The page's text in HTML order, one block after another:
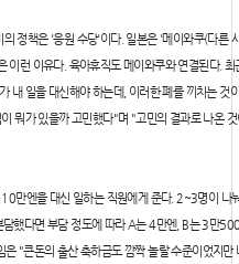
정책은 '응원 수당'이다. 일본은 '메이와쿠(다른
이런 이유다. 육아휴직도 메이와쿠와 연결된다.
내 일을 대신해야 하는데, 이러한 폐를 끼치는
뭐가 있을까 고민했다"며 "고민의 결과로 나온
만엔을 대신 일하는 직원에게 준다. 2~3명이
했다면 부담 정도에 따라 A는 4만엔, B는 3만
"큰돈의 출산 축하금도 깜짝 놀랄 수준이었지